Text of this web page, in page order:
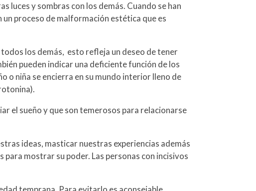
luces y sombras con los demás. Cuando se han
proceso de malformación estética que es
los demás, esto refleja un deseo de tener
pueden indicar una deficiente función de los
o niña se encierra en su mundo interior lleno de
el sueño y que son temerosos para relacionarse
ideas, masticar nuestras experiencias además
mostrar su poder. Las personas con incisivos